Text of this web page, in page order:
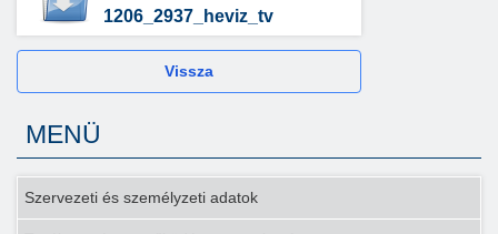
1206_2937_heviz_tv
Vissza
MENÜ
Szervezeti és személyzeti adatok